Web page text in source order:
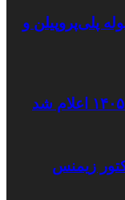
پلی‌پروپیلن و
زیمنس